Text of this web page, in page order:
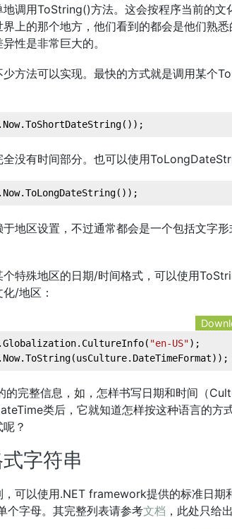
调用ToString()方法。这会按程序当前的文
上的那个地方，他们看到的都会是他们熟
性是非常巨大的。
方法可以实现。最快的方式就是调用某个
.Now.ToShortDateString());
没有时间部分。也可以使用
.Now.ToLongDateString());
地区设置，不过通常都会是一个包括文字
特殊地区的日期/时间格式，可以使用
/地区：
"en-US");
完整信息，如，怎样书写日期和时间（
类后，它就知道怎样按这种语言的方
？
字符串
可以使用.NET framework提供的标准日期
个字母。其完整列表请参考文档 ，此处只给